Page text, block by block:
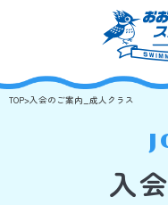
TOP>入会のご案内_成人クラス
入